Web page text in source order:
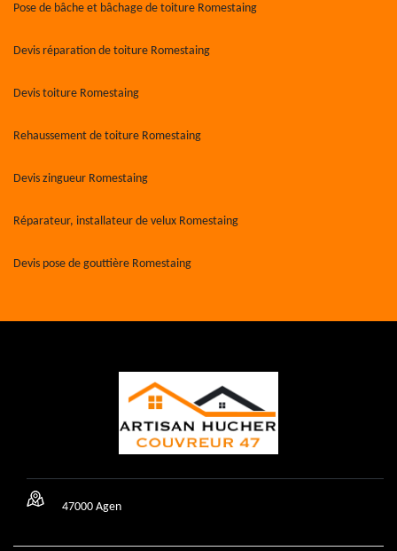
Pose de bâche et bâchage de toiture Romestaing
Devis réparation de toiture Romestaing
Devis toiture Romestaing
Rehaussement de toiture Romestaing
Devis zingueur Romestaing
Réparateur, installateur de velux Romestaing
Devis pose de gouttière Romestaing
47000 Agen